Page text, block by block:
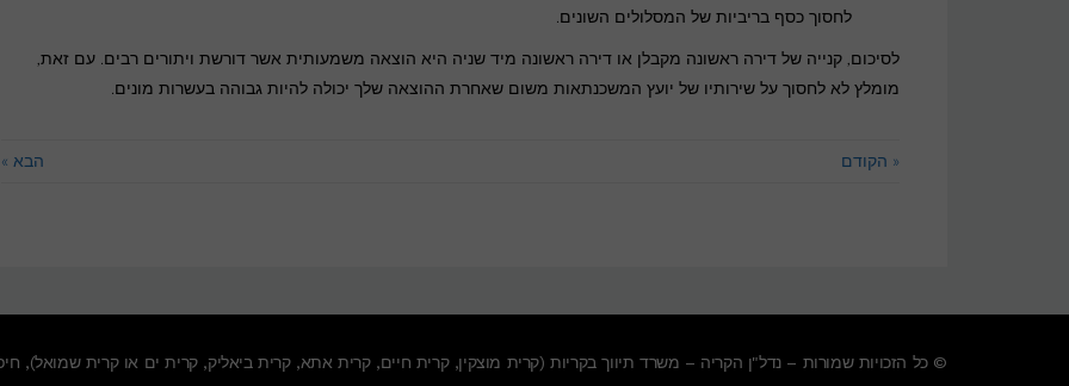
לחסוך כסף בריביות של המסלולים השונים.
לסיכום, קנייה של דירה ראשונה מקבלן או דירה ראשונה מיד שניה היא הוצאה משמעותית אשר דורשת ויתורים רבים. עם זאת,
מומלץ לא לחסוך על שירותיו של יועץ המשכנתאות משום שאחרת ההוצאה שלך יכולה להיות גבוהה בעשרות מונים.
« הקודם הבא »
© כל הזכויות שמורות – נדל"ן הקריה – משרד תיווך בקריות (קרית מוצקין,קרית חיים,קרית אתא,קרית ביאליק,קרית ים אוקרית שמואל),